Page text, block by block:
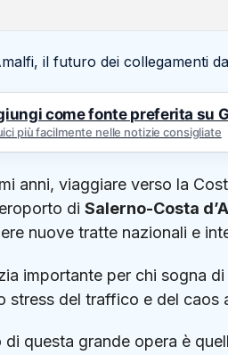
come fonte preferita su
più facilmente nelle notizie consigliate
anni, viaggiare verso la
di Salerno-Costa
nuove tratte nazionali e
importante per chi sogna
stress del traffico e del caos
di questa grande opera è